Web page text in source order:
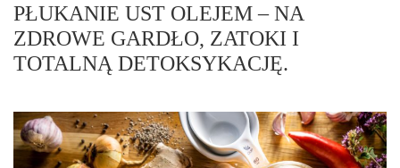
PŁUKANIE UST OLEJEM – NA
ZDROWE GARDŁO, ZATOKI I
TOTALNĄ DETOKSYKACJĘ.